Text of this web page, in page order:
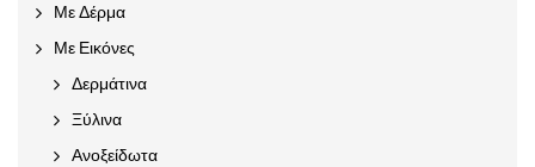
Με Δέρμα
Με Εικόνες
Δερμάτινα
Ξύλινα
Ανοξείδωτα